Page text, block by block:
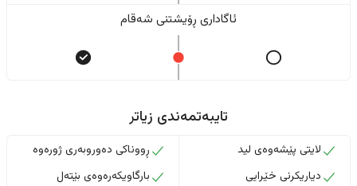
ئاگاداری ڕۆیشتنی شەقام
تایبەتمەندی زیاتر
لایتی پێشەوەی لید
دیاریکرنی خێرایی
ڕووناکی دەوروبەری ژورەوە
بارگاویکەرەوەی بێتەل